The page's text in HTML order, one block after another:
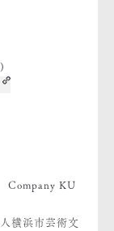
Company KU
横浜市芸術文